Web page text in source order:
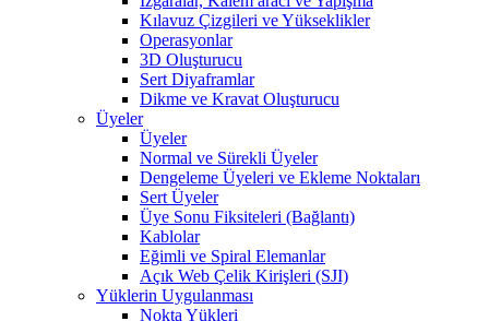
Kılavuz Çizgileri ve Yükseklikler
Operasyonlar
3D Oluşturucu
Sert Diyaframlar
Dikme ve Kravat Oluşturucu
Üyeler
Üyeler
Normal ve Sürekli Üyeler
Dengeleme Üyeleri ve Ekleme Noktaları
Sert Üyeler
Üye Sonu Fiksiteleri (Bağlantı)
Kablolar
Eğimli ve Spiral Elemanlar
Açık Web Çelik Kirişleri (SJI)
Yüklerin Uygulanması
Nokta Yükleri